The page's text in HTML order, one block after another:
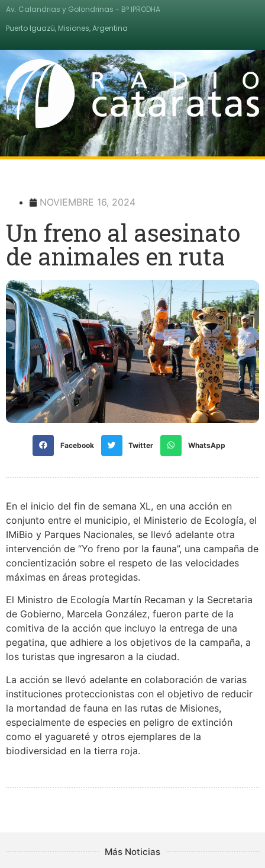
Av. Calandrias y Golondrinas - B° IPRODHA
Puerto Iguazú, Misiones, Argentina
NOVIEMBRE 16, 2024
Un freno al asesinato
de animales en ruta
Facebook Twitter WhatsApp
En el inicio del fin de semana XL, en una acción en
conjunto entre el municipio, el Ministerio de Ecología, el
IMiBio y Parques Nacionales, se llevó adelante otra
intervención de “Yo freno por la fauna”, una campaña de
concientización sobre el respeto de las velocidades
máximas en áreas protegidas.
El Ministro de Ecología Martín Recaman y la Secretaria
de Gobierno, Marcela González, fueron parte de la
comitiva de la acción que incluyo la entrega de una
pegatina, que adhiere a los objetivos de la campaña, a
los turistas que ingresaron a la ciudad.
La acción se llevó adelante en colaboración de varias
instituciones proteccionistas con el objetivo de reducir
la mortandad de fauna en las rutas de Misiones,
especialmente de especies en peligro de extinción
como el yaguareté y otros ejemplares de la
biodiversidad en la tierra roja.
Más Noticias